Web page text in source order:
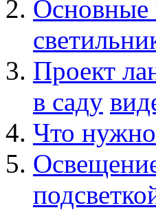
Основные
Проект
в саду
Что нужно